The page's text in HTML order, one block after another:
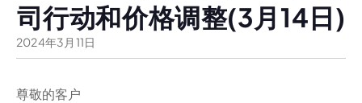
司行动和价格调整(3月14日)
2024年3 月 11日
尊敬的客户